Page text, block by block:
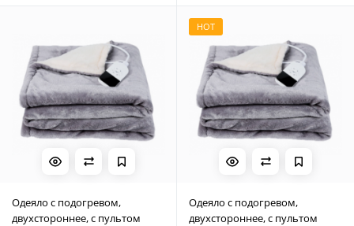
Одеяло с подогревом,
двухстороннее, с пультом
HOT
Одеяло с подогревом,
двухстороннее, с пультом